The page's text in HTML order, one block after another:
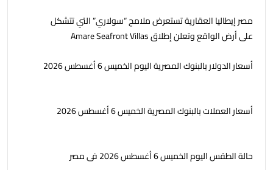
مصر إيطاليا العقارية تستعرض ملامح “سولاري” التي تتشكل
على أرض الواقع وتعلن إطلاق Amare Seafront Villas
أسعار الدولار بالبنوك المصرية اليوم الخميس 6 أغسطس 2026
أسعار العملات بالبنوك المصرية الخميس 6 أغسطس 2026
حالة الطقس اليوم الخميس 6 أغسطس 2026 فى مصر